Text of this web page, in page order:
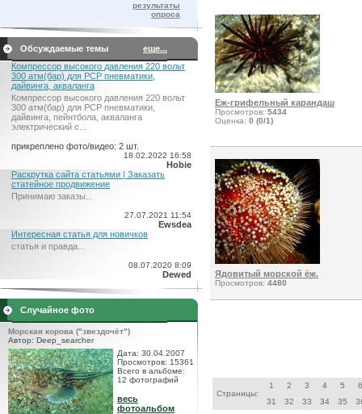
результаты
опроса
Обсуждаемые темы
еще...
Компрессор высокого давления 220 вольт
300 атм(бар) для PCP пневматики,
дайвинга, акваланга
Компрессор высокого давления 220 вольт
300 атм(бар) для PCP пневматики,
дайвинга, пейнтбола, акваланга
электрический c...
прикреплено фото/видео: 2 шт.
18.02.2022 16:58
Hobie
Раскрутка сайта статьями | Заказать
статейное продвижение
Принимаю заказы...
27.07.2021 11:54
Ewsdea
Интересная статья для новичков
статья и правда...
08.07.2020 8:09
Dewed
Случайное фото
Морская корова ("звездочёт")
Автор: Deep_searcher
Дата: 30.04.2007
Просмотров: 15361
Всего в альбоме:
12 фотографий
весь
фотоальбом
Еж-грифельный карандаш
Просмотров: 5434
Оценка: 0 (0/1)
Ядовитый морской ёж.
Просмотров: 4480
Страницы:
1 2 3 4 5
6
31
32 33 34 35